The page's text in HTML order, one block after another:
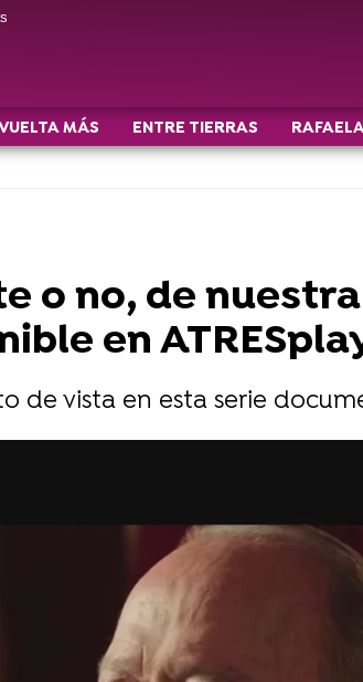
MÁS ENTRE TIERRAS
o no, de
en
de vista en esta serie